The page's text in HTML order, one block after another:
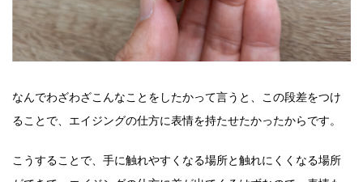
なんでわざわざこんなことをしたかって言うと、この段差をつけ
ることで、エイジングの仕方に表情を持たせたかったからです。
こうすることで、手に触れやすくなる場所と触れにくくなる場所